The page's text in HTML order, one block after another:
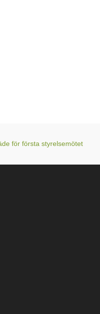
för första styrelsemötet